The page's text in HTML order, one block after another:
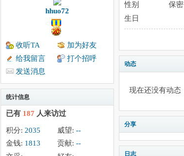
hhuo72
收听TA
加为好友
给我留言
打个招呼
发送消息
统计信息
已有 187 人来访过
积分: 2035 威望: --
金钱: 1813 贡献: --
性别
保密
生日
动态
现在还没有动态
分享
日志